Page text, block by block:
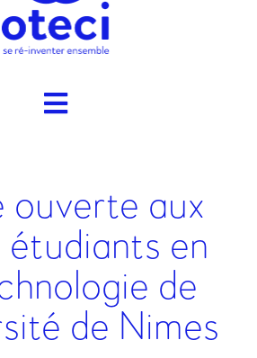
ouverte aux
en
de
de Nimes